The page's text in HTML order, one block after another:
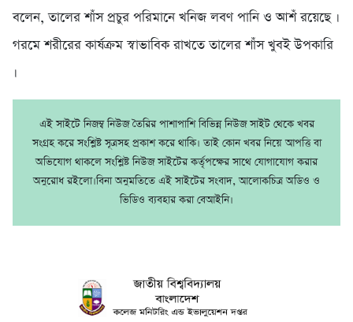
বলেন, তালের শাঁস প্রচুর পরিমানে খনিজ লবণ পানি ও আশঁ রয়েছে ।
গরমে শরীরের কার্ষক্রম স্বাভাবিক রাখতে তালের শাঁস খুবই উপকারি
।
এই সাইটে নিজম্ব নিউজ তৈরির পাশাপাশি বিভিন্ন নিউজ সাইট থেকে খবর
সংগ্রহ করে সংশ্লিষ্ট সূত্রসহ প্রকাশ করে থাকি। তাই কোন খবর নিয়ে আপত্তি বা
অভিযোগ থাকলে সংশ্লিষ্ট নিউজ সাইটের কর্তৃপক্ষের সাথে যোগাযোগ করার
অনুরোধ রইলো।বিনা অনুমতিতে এই সাইটের সংবাদ, আলোকচিত্র অডিও ও
ভিডিও ব্যবহার করা বেআইনি।